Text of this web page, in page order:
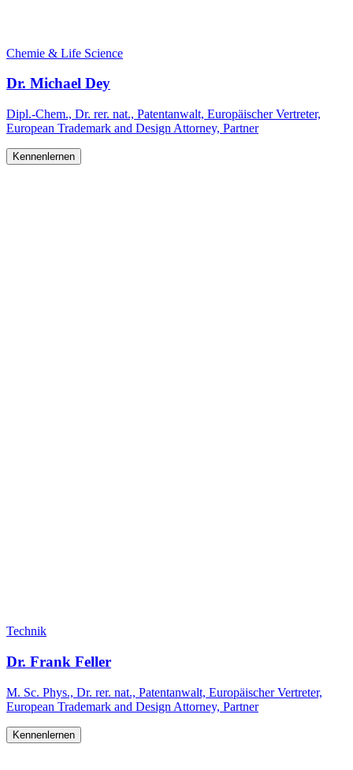
Chemie & Life Science
Dr. Michael Dey
Dipl.-Chem., Dr. rer. nat., Patentanwalt, Europäischer Vertreter,
European Trademark and Design Attorney, Partner
Kennenlernen
Technik
Dr. Frank Feller
M. Sc. Phys., Dr. rer. nat., Patentanwalt, Europäischer Vertreter,
European Trademark and Design Attorney, Partner
Kennenlernen